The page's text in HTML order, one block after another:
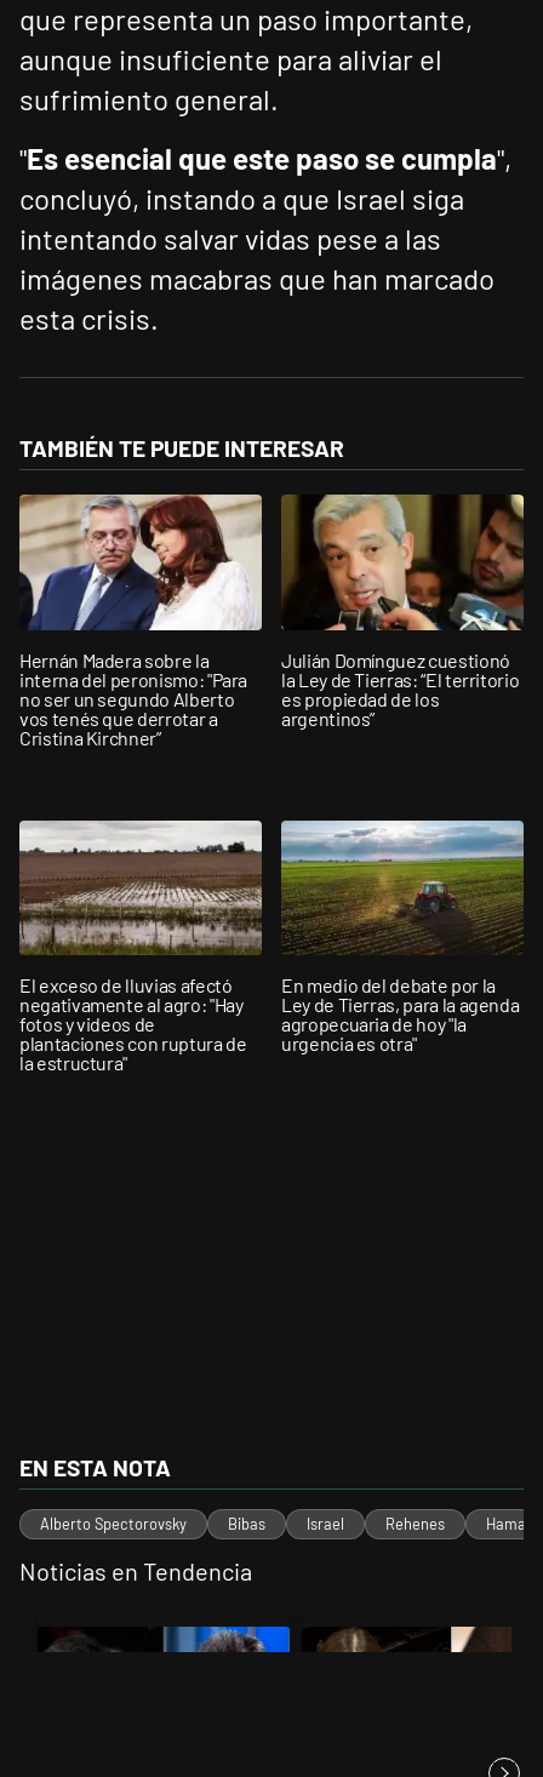
que representa un paso importante,
aunque insuficiente para aliviar el
sufrimiento general.
"Es esencial que este paso se cumpla",
concluyó, instando a que Israel siga
intentando salvar vidas pese a las
imágenes macabras que han marcado
esta crisis.
TAMBIÉN TE PUEDE INTERESAR
Hernán Madera sobre la
interna del peronismo: "Para
no ser un segundo Alberto
vos tenés que derrotar a
Cristina Kirchner”
Julián Domínguez cuestionó
la Ley de Tierras: “El territorio
es propiedad de los
argentinos”
El exceso de lluvias afectó
negativamente al agro: "Hay
fotos y videos de
plantaciones con ruptura de
la estructura"
En medio del debate por la
Ley de Tierras, para la agenda
agropecuaria de hoy "la
urgencia es otra"
EN ESTA NOTA
Alberto Spectorovsky Bibas Israel Rehenes Hamas
Noticias en Tendencia
Un artículo de tendencia con el título "Los gobernadores marcan
Un artículo de tendencia con